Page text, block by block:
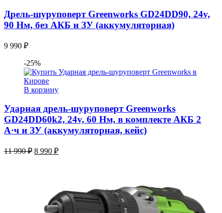
Дрель-шуруповерт Greenworks GD24DD90, 24v,
90 Нм, без АКБ и ЗУ (аккумуляторная)
9 990 ₽
-25%
В корзину
Ударная дрель-шуруповерт Greenworks
GD24DD60k2, 24v, 60 Нм, в комплекте АКБ 2
А·ч и ЗУ (аккумуляторная, кейс)
11 990₽ Первоначальная
8 990 ₽Текущая